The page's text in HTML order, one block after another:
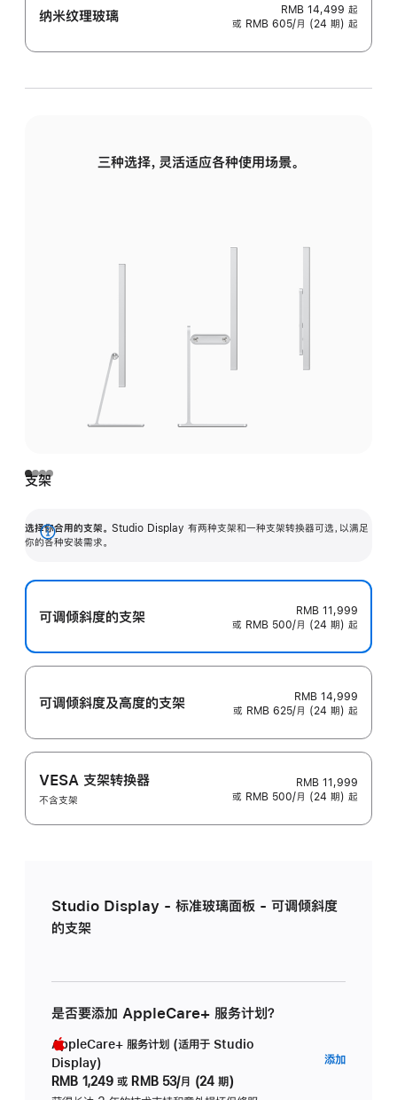
纳米纹理玻璃 RMB 14,499 起
或 RMB 605/月 (24 期) 起
三种选择，灵活适应各种使用场景。
支架
选择你合用的支架。 Studio Display 有两种支架和一种支架转换器可选，以满足
你的各种安装需求。
展
可调倾斜度的支架
RMB 11,999
或 RMB 500/月 (24 期) 起
可调倾斜度及高‍度的支‍架
RMB 14,999
或 RMB 625/月 (24 期) 起
VESA 支架转换器
不含支架
RMB 11,999
或 RMB 500/月 (24 期) 起
Studio Display - 标准玻璃面板 - 可调倾斜度
的支架
是否要添加 AppleCare+ 服务计划？
AppleCare+ 服务计划 (适用于 Studio
Display)
RMB 1,249 或 RMB 53/月 (24 期)
添加